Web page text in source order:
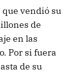
vendió su
de
en las
Por si fuera
de su